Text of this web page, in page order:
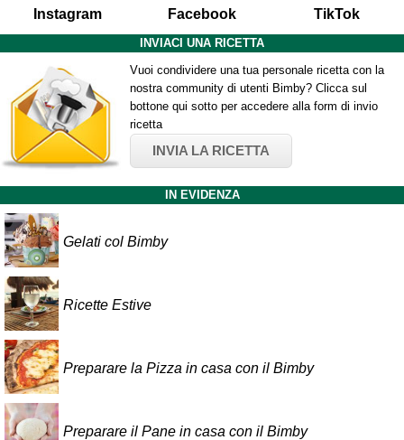
Instagram Facebook TikTok
INVIACI UNA RICETTA
Vuoi condividere una tua personale ricetta con la
nostra community di utenti Bimby? Clicca sul
bottone qui sotto per accedere alla form di invio
ricetta
INVIA LA RICETTA
IN EVIDENZA
Gelati col Bimby
Ricette Estive
Preparare la Pizza in casa con il Bimby
Preparare il Pane in casa con il Bimby